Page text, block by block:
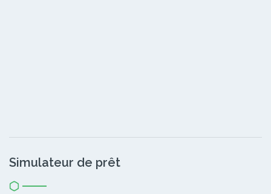
Simulateur de prêt